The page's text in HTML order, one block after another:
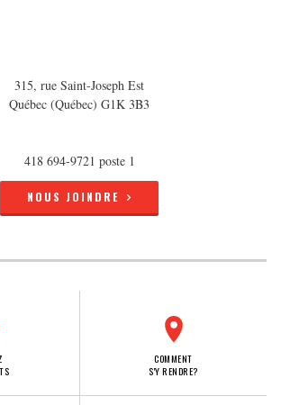
315, rue Saint-Joseph Est
Québec (Québec) G1K 3B3
418 694-9721 poste 1
NOUS JOINDRE
COMMENT
S'Y RENDRE?